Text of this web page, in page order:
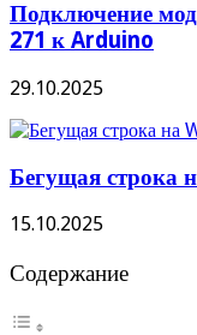
Подключение
271 к Arduino
29.10.2025
Бегущая строка
15.10.2025
Содержание